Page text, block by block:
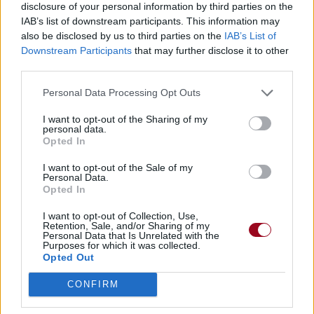
disclosure of your personal information by third parties on the
IAB’s list of downstream participants. This information may
also be disclosed by us to third parties on the IAB’s List of
Downstream Participants that may further disclose it to other
Personal Data Processing Opt Outs
I want to opt-out of the Sharing of my
personal data.
Opted In
I want to opt-out of the Sale of my
Personal Data.
Opted In
I want to opt-out of Collection, Use,
Retention, Sale, and/or Sharing of my
Personal Data that Is Unrelated with the
Purposes for which it was collected.
Opted Out
CONFIRM